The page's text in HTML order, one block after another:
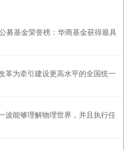
募基金荣誉榜：华商基金获得最具
革为牵引建设更高水平的全国统一
波能够理解物理世界，并且执行任